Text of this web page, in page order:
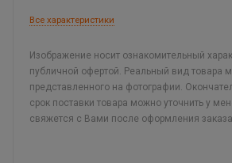
Все характеристики
Изображение носит ознакомительный
публичной офертой. Реальный вид товара
представленного на фотографии.
срок поставки товара можно уточнить у
свяжется с Вами после оформления